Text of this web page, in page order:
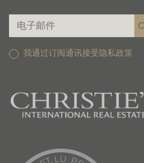
我通过订阅通讯接受隐私政策